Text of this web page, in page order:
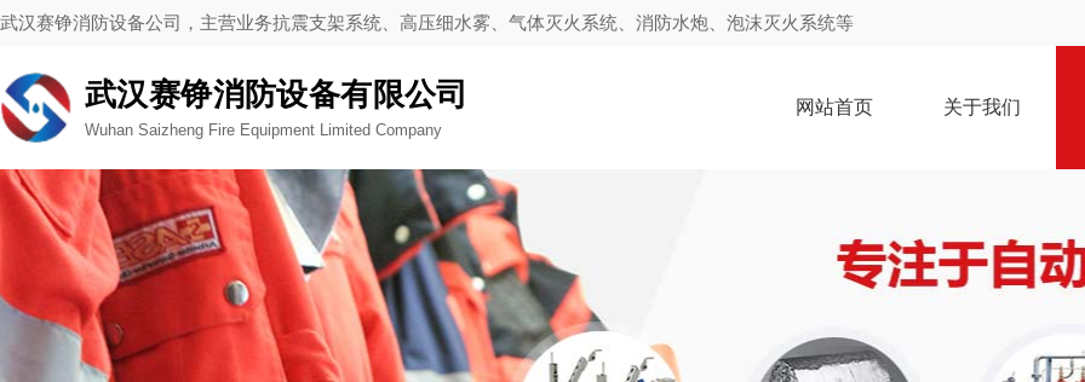
武汉赛铮消防设备公司，主营业务抗震支架系统、高压细水雾、气体灭火系统、消防水炮、泡沫灭火系统等
武汉赛铮消防设备有限公司
Wuhan Saizheng Fire Equipment Limited Company
网站首页 关于我们